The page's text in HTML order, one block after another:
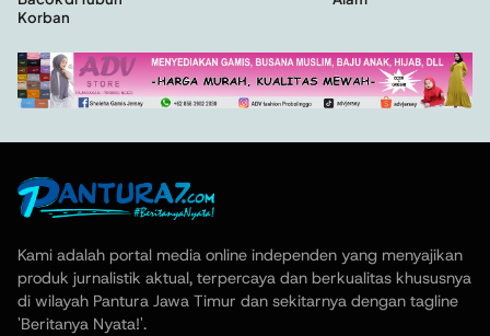
Korban
Kami adalah portal media online independen yang menyajikan
produk jurnalistik aktual, terpercaya dan berkualitas khususnya
di wilayah Pantura Jawa Timur dan sekitarnya dengan tagline
'Beritanya Nyata!'.